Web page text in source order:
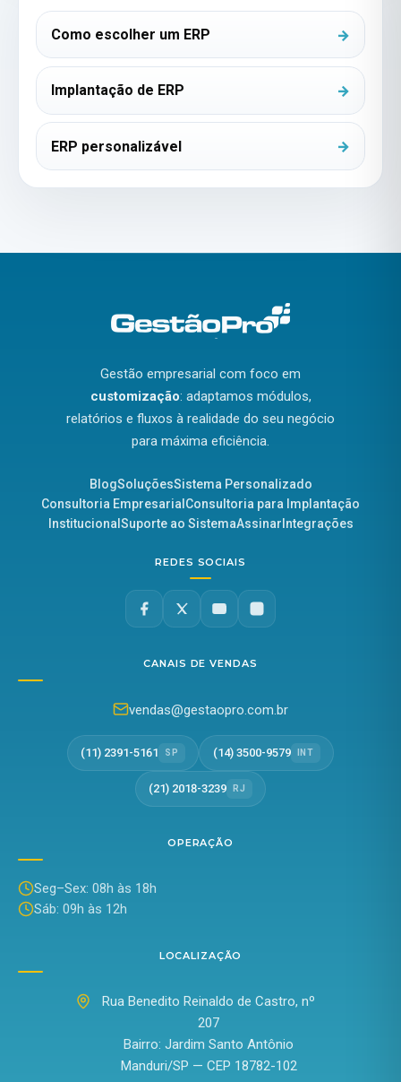
Como escolher um ERP
Implantação de ERP
ERP personalizável
Gestão empresarial com foco em
customização: adaptamos módulos,
relatórios e fluxos à realidade do seu negócio
para máxima eficiência.
BlogSoluçõesSistema Personalizado
Consultoria Empresarial Consultoria para Implantação
Institucional Suporte ao SistemaAssinar Integrações
REDES SOCIAIS
CANAIS DE VENDAS
vendas@gestaopro.com.br
(11) 2391-5161 SP (14) 3500-9579 INT
(21) 2018-3239 RJ
OPERAÇÃO
Seg–Sex: 08h às 18h
Sáb: 09h às 12h
LOCALIZAÇÃO
Rua Benedito Reinaldo de Castro, nº
207
Bairro: Jardim Santo Antônio
Manduri/SP — CEP 18782-102